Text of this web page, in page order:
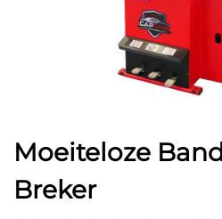
Moeiteloze
Breker